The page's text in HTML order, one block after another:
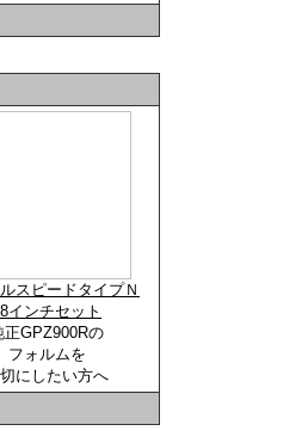
スピードタイプＮ
インチセット
正GPZ900Rの
フォルムを
にしたい方へ